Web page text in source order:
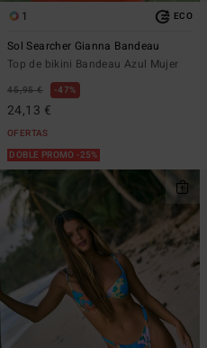
1 ECO
Sol Searcher Gianna Bandeau
Top de bikini Bandeau Azul Mujer
45,95 € 47%
24,13 €
OFERTAS
DOBLE PROMO -25%